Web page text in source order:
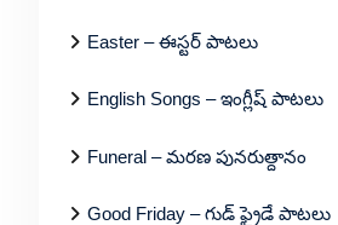
Easter – ఈస్టర్ పాటలు
English Songs – ఇంగ్లీష్ పాటలు
Funeral – మరణ పునరుత్దానం
Good Friday – గుడ్ ఫ్రైడే పాటలు